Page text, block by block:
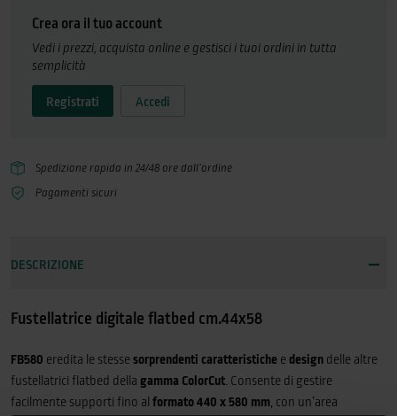
per mantenere perfettamente planari e in posizione anche i più piccoli
taglio: 340x480 mmPossibilità di elaborare i file direttamente da una
operazioni di taglio e cordonatura
Crea ora il tuo account
Vedi i prezzi, acquista online e gestisci i tuoi ordini in tutta
semplicità
Registrati Accedi
Spedizione rapida in 24/48 ore dall’ordine
Pagamenti sicuri
DESCRIZIONE
Fustellatrice digitale flatbed cm.44x58
FB580 eredita le stesse sorprendenti caratteristiche e design delle altre
fustellatrici flatbed della gamma ColorCut . Consente di gestire
facilmente supporti fino al formato 440 x 580 mm , con un’area